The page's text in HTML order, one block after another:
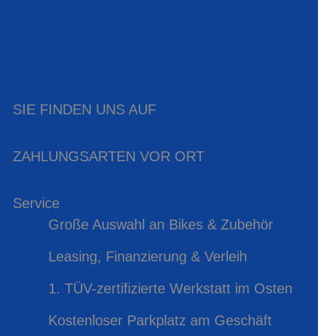
SIE FINDEN UNS AUF
ZAHLUNGSARTEN VOR ORT
Service
Große Auswahl an Bikes & Zubehör
Leasing, Finanzierung & Verleih
1. TÜV-zertifizierte Werkstatt im Osten
Kostenloser Parkplatz am Geschäft